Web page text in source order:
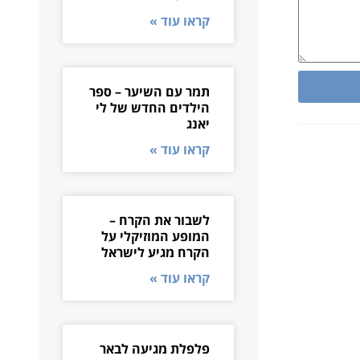
קראו עוד »
תמר עם השיער – ספר
הילדים החדש של לי
יאנג
קראו עוד »
לשבור את הקרח –
המופע המוזיקלי על
הקרח מגיע לישראל
קראו עוד »
פלפלת מגיעה לבאר